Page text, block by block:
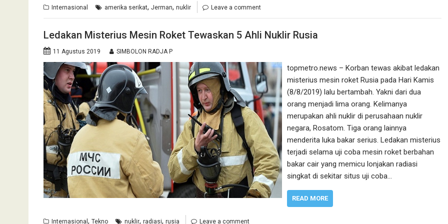
Internasional amerika serikat, Jerman, nuklir Leave a comment
Ledakan Misterius Mesin Roket Tewaskan 5 Ahli Nuklir Rusia
11 Agustus 2019 SIMBOLON RADJA P
topmetro.news – Korban tewas akibat ledakan
misterius mesin roket Rusia pada Hari Kamis
(8/8/2019) lalu bertambah. Yakni dari dua
orang menjadi lima orang. Kelimanya
merupakan ahli nuklir di perusahaan nuklir
negara, Rosatom. Tiga orang lainnya
menderita luka bakar serius. Ledakan misterius
terjadi selama uji coba mesin roket berbahan
bakar cair yang memicu lonjakan radiasi
singkat di sekitar situs uji coba…
READ MORE
Internasional , Tekno nuklir, radiasi, rusia Leave a comment